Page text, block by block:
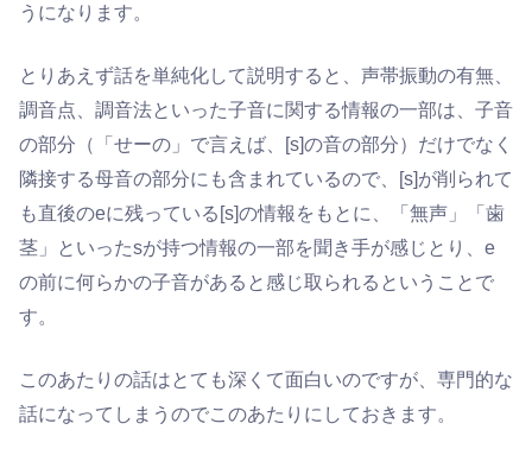
うになります。
とりあえず話を単純化して説明すると、声帯振動の有無、
調音点、調音法といった子音に関する情報の一部は、子音
の部分（「せーの」で言えば、[s]の音の部分）だけでなく
隣接する母音の部分にも含まれているので、[s]が削られて
も直後のeに残っている[s]の情報をもとに、「無声」「歯
茎」といったsが持つ情報の一部を聞き手が感じとり、e
の前に何らかの子音があると感じ取られるということで
す。
このあたりの話はとても深くて面白いのですが、専門的な
話になってしまうのでこのあたりにしておきます。